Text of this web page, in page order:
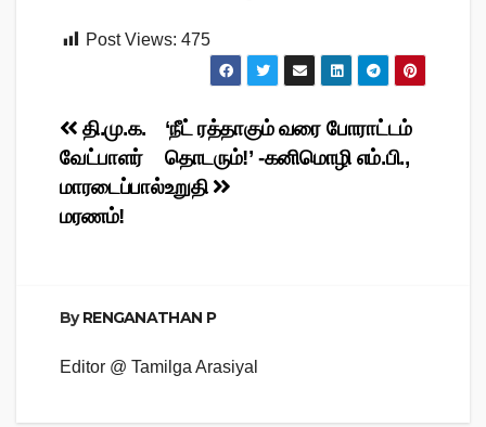
Post Views: 475
Post
navigation
‘நீட் ரத்தாகும் வரை போராட்டம்
தொடரும்!’ -கனிமொழி எம்.பி.,
உறுதி
தி.மு.க.
வேட்பாளர்
மாரடைப்பால்
மரணம்!
ByRENGANATHAN P
Editor @ Tamilga Arasiyal